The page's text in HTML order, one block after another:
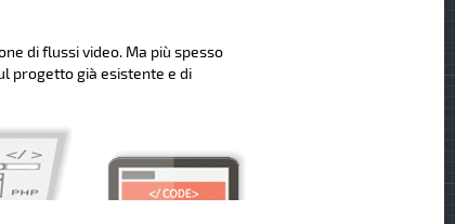
di flussi video. Ma più spesso
progetto già esistente e di